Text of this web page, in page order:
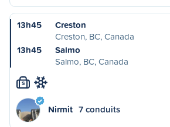
13h45
Creston
Creston, BC, Canada
13h45
Salmo
Salmo, BC, Canada
S
Nirmit 7 conduits